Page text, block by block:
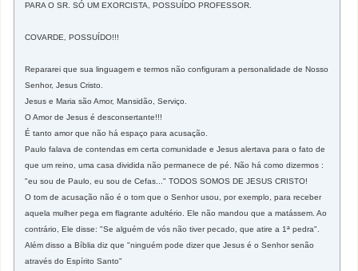
PARA O SR. SÓ UM EXORCISTA, POSSUÍDO PROFESSOR.
COVARDE, POSSUÍDO!!!
Repararei que sua linguagem e termos não configuram a personalidade de Nosso
Senhor, Jesus Cristo.
Jesus e Maria são Amor, Mansidão, Serviço.
O Amor de Jesus é desconsertante!!!
É tanto amor que não há espaço para acusação.
Paulo falava de contendas em certa comunidade e Jesus alertava para o fato de
que um reino, uma casa dividida não permanece de pé. Não há como dizermos :
"eu sou de Paulo, eu sou de Cefas..." TODOS SOMOS DE JESUS CRISTO!
O tom de acusação não é o tom que o Senhor usou, por exemplo, para receber
aquela mulher pega em flagrante adultério. Ele não mandou que a matássem. Ao
contrário, Ele disse: "Se alguém de vós não tiver pecado, que atire a 1ª pedra".
Além disso a Bíblia diz que "ninguém pode dizer que Jesus é o Senhor senão
através do Espírito Santo"